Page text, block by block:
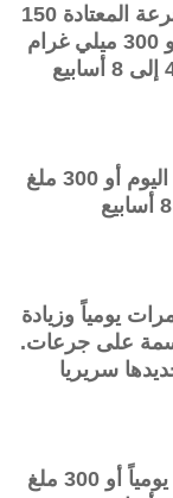
القرحة العفجية وقرحة المعدة : تبلغ الجرعة المعتادة 150
مجم مرتين يومياً في الصباح والمساء أو 300 ميلي غرام
الارتجاع المريئي : 150 مجم مرتين في اليوم أو 300 ملغ
زولينجر إليسون : 150 ملغم 3 مرات يومياً وزيادة
يومياً مقسمة على جرعات.
سريريا
عسر الهضم العرضي : 150 ملغ مرتين يومياً أو 300 ملغ